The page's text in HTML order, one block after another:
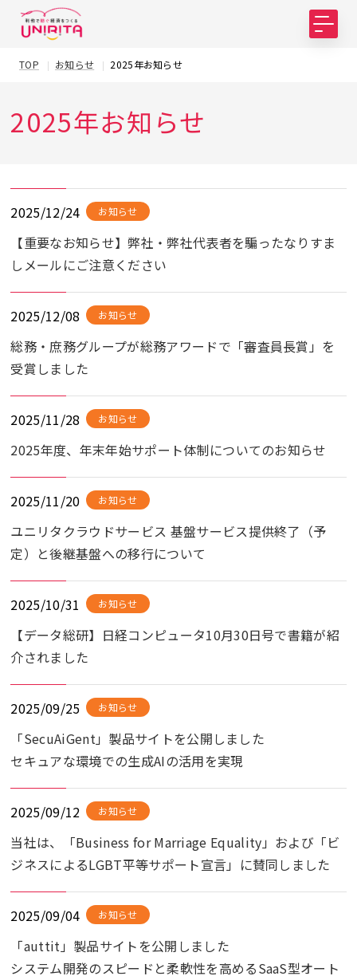
TOP お知らせ 2025年お知らせ
2025年お知らせ
2025/12/24 お知らせ
【重要なお知らせ】弊社・弊社代表者を騙ったなりすま
しメールにご注意ください
2025/12/08 お知らせ
総務・庶務グループが総務アワードで「審査員長賞」を
受賞しました
2025/11/28 お知らせ
2025年度、年末年始サポート体制についてのお知らせ
2025/11/20 お知らせ
ユニリタクラウドサービス 基盤サービス提供終了（予
定）と後継基盤への移行について
2025/10/31 お知らせ
【データ総研】日経コンピュータ10月30日号で書籍が紹
介されました
2025/09/25 お知らせ
「SecuAiGent」製品サイトを公開しました
セキュアな環境での生成AIの活用を実現
2025/09/12 お知らせ
当社は、「Business for Marriage Equality」および「ビ
ジネスによるLGBT平等サポート宣言」に賛同しました
2025/09/04 お知らせ
「auttit」製品サイトを公開しました
システム開発のスピードと柔軟性を高めるSaaS型オート